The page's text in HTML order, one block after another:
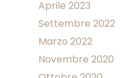
Aprile 2023
Settembre 2022
Marzo 2022
Novembre 2020